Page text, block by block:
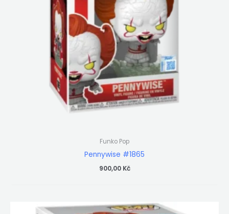
Funko Pop
Pennywise #1865
900,00 Kč